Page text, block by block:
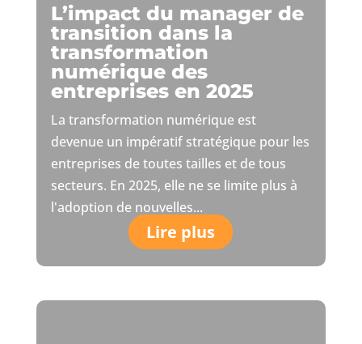
L’impact du manager de
transition dans la
transformation
numérique des
entreprises en 2025
La transformation numérique est
devenue un impératif stratégique pour les
entreprises de toutes tailles et de tous
secteurs. En 2025, elle ne se limite plus à
l'adoption de nouvelles...
Lire plus